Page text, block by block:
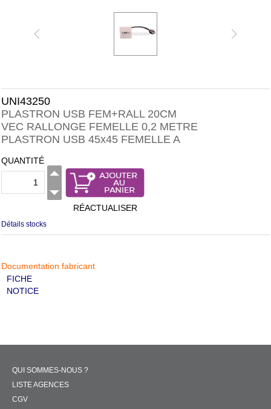
UNI43250
PLASTRON USB FEM+RALL 20CM
VEC RALLONGE FEMELLE 0,2 METRE
PLASTRON USB 45x45 FEMELLE A
QUANTITÉ
RÉACTUALISER
Détails stocks
Documentation fabricant
FICHE
NOTICE
QUI SOMMES-NOUS ?
LISTE AGENCES
CGV